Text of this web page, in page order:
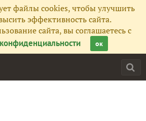
файлы cookies, чтобы улучшить
эффективность сайта.
сайта, вы соглашаетесь с
ок